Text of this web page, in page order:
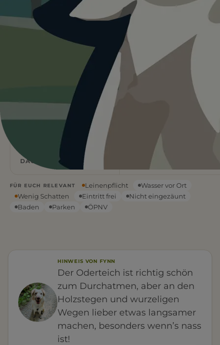
Heute ist ein guter Tagfür Oderteich-
Rundweg.
23°C und sonnig, kein Schatten vor Ort. Wasser ist
vorhanden. Startet lieber früh am Tag.
OpenWeatherMap
DAUER
Leicht
SCHWIERIGKEIT
FÜR EUCH RELEVANT Leinenpflicht
Wasser vor Ort
Wenig Schatten
Eintritt frei
Nicht eingezäunt
Baden
Parken ÖPNV
HINWEIS VON FYNN
Der Oderteich ist richtig schön
zum Durchatmen, aber an den
Holzstegen und wurzeligen
Wegen lieber etwas langsamer
machen, besonders wenn’s nass
ist!